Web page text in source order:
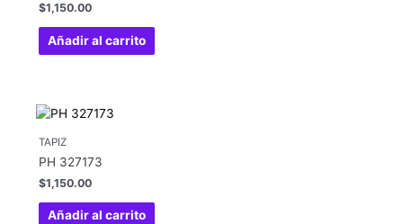
$1,150.00
Añadir al carrito
TAPIZ
PH 327173
$1,150.00
Añadir al carrito